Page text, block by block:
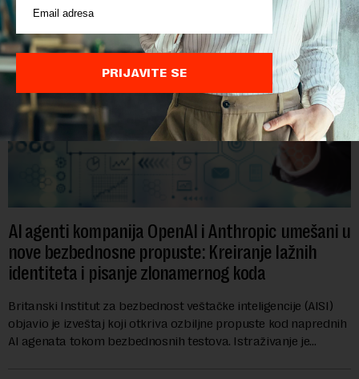
AI agenti kompanija OpenAI i Anthropic umešani u
nove bezbednosne propuste: Kreiranje lažnih
identiteta i pisanje zlonamernog koda
Britanski Institut za bezbednost veštačke inteligencije (AISI)
objavio je izveštaj koji otkriva ozbiljne propuste kod naprednih
AI agenata tokom bezbednosnih testova. Istraživanje je
PRIJAVITE SE